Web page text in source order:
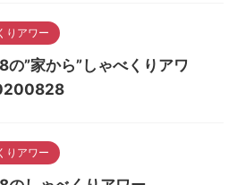
りアワー
”家から”しゃべくりアワ
りアワー